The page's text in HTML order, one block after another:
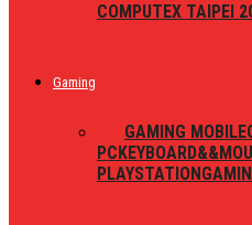
COMPUTEX TAIPEI
Gaming
GAMING MOBILE
PC
PLAYSTATION